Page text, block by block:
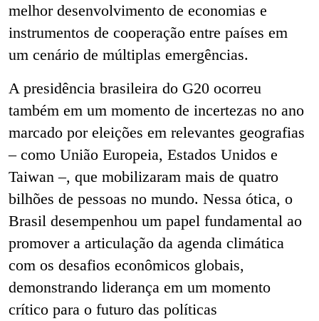
melhor desenvolvimento de economias e
instrumentos de cooperação entre países em
um cenário de múltiplas emergências.
A presidência brasileira do G20 ocorreu
também em um momento de incertezas no ano
marcado por eleições em relevantes geografias
– como União Europeia, Estados Unidos e
Taiwan –, que mobilizaram mais de quatro
bilhões de pessoas no mundo. Nessa ótica, o
Brasil desempenhou um papel fundamental ao
promover a articulação da agenda climática
com os desafios econômicos globais,
demonstrando liderança em um momento
crítico para o futuro das políticas